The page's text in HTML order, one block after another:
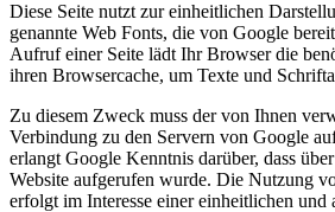
Diese Seite nutzt zur einheitlichen
genannte Web Fonts, die von Google
Aufruf einer Seite lädt Ihr Browser die
ihren Browsercache, um Texte und
Zu diesem Zweck muss der von Ihnen
Verbindung zu den Servern von Google
erlangt Google Kenntnis darüber, dass
Website aufgerufen wurde. Die Nutzung
erfolgt im Interesse einer einheitlichen und